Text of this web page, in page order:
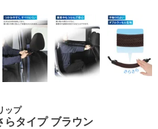
ップ
らタイプ ブラウン